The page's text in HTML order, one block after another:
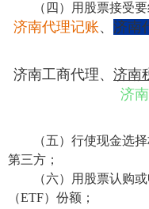
（四）用股票接受要
济南代理记账、 济南
济南工商代理、 济南
济
（五）行使现金选择
第三方；
（六）用股票认购或
（ETF）份额；